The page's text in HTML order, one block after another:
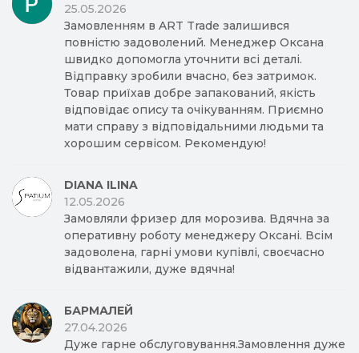
25.05.2026
Замовленням в ART Trade залишився
повністю задоволений. Менеджер Оксана
швидко допомогла уточнити всі деталі.
Відправку зробили вчасно, без затримок.
Товар приїхав добре запакований, якість
відповідає опису та очікуванням. Приємно
мати справу з відповідальними людьми та
хорошим сервісом. Рекомендую!
DIANA ILINA
12.05.2026
Замовляли фризер для морозива. Вдячна за
оперативну роботу менеджеру Оксані. Всім
задоволена, гарні умови купівлі, своєчасно
відвантажили, дуже вдячна!
БАРМАЛЕЙ
27.04.2026
Дуже гарне обслуговування.Замовлення дуже